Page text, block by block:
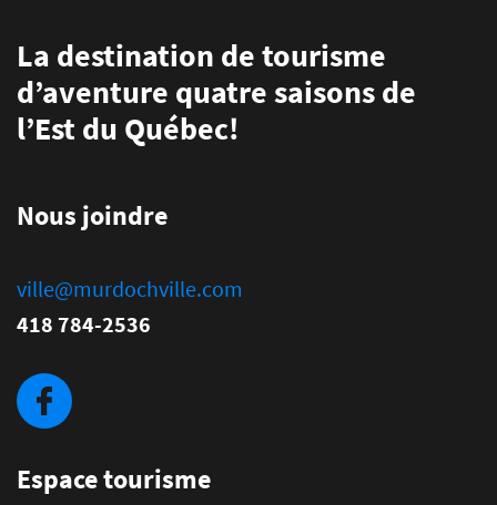
La destination de tourisme
d’aventure quatre saisons de
l’Est du Québec!
Nous joindre
ville@murdochville.com
418 784-2536
Espace tourisme